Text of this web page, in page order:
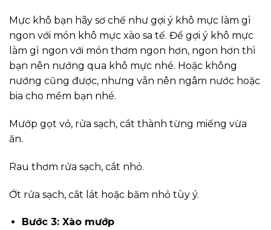
Mực khô bạn hãy sơ chế như gợi ý khô mực làm gì
ngon với món khô mực xào sa tế. Để gợi ý khô mực
làm gì ngon với món thơm ngon hơn, ngon hơn thì
bạn nên nướng qua khô mực nhé. Hoặc không
nướng cũng được, nhưng vẫn nên ngâm nước hoặc
bia cho mềm bạn nhé.
Mướp gọt vỏ, rửa sạch, cắt thành từng miếng vừa
ăn.
Rau thơm rửa sạch, cắt nhỏ.
Ớt rửa sạch, cắt lát hoặc băm nhỏ tùy ý.
Bước 3: Xào mướp